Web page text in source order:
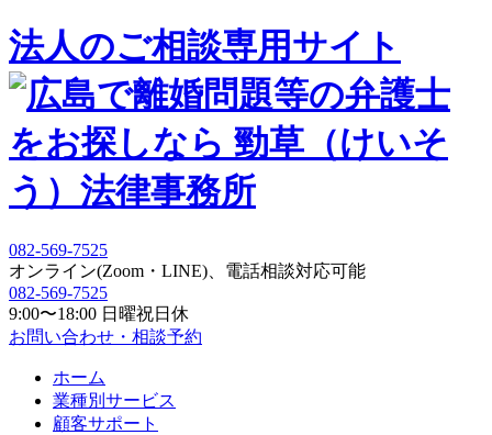
法人のご相談専用サイト
082-569-7525
オンライン(Zoom・LINE)、電話相談対応可能
082-569-7525
9:00〜18:00 日曜祝日休
お問い合わせ・相談予約
ホーム
業種別サービス
顧客サポート